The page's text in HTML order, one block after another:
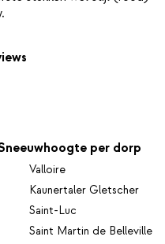
per dorp
Valloire
Kaunertaler Gletscher
Saint-Luc
Saint Martin de Belleville